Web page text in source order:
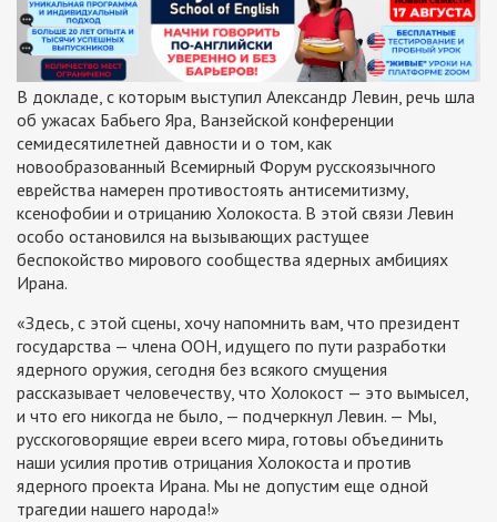
В докладе, с которым выступил Александр Левин, речь шла
об ужасах Бабьего Яра, Ванзейской конференции
семидесятилетней давности и о том, как
новообразованный Всемирный Форум русскоязычного
еврейства намерен противостоять антисемитизму,
ксенофобии и отрицанию Холокоста. В этой связи Левин
особо остановился на вызывающих растущее
беспокойство мирового сообщества ядерных амбициях
Ирана.
«Здесь, с этой сцены, хочу напомнить вам, что президент
государства — члена ООН, идущего по пути разработки
ядерного оружия, сегодня без всякого смущения
рассказывает человечеству, что Холокост — это вымысел,
и что его никогда не было, — подчеркнул Левин. — Мы,
русскоговорящие евреи всего мира, готовы объединить
наши усилия против отрицания Холокоста и против
ядерного проекта Ирана. Мы не допустим еще одной
трагедии нашего народа!»